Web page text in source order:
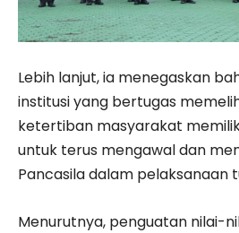
Lebih lanjut, ia menegaskan
institusi yang bertugas
ketertiban masyarakat
untuk terus mengawal dan
Pancasila dalam pelaksanaan
Menurutnya, penguatan nilai-